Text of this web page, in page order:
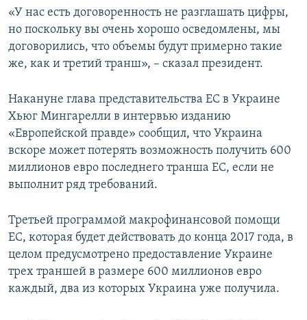
«У нас есть договоренность не разглашать цифры,
но поскольку вы очень хорошо осведомлены, мы
договорились, что объемы будут примерно такие
же, как и третий транш», – сказал президент.
Накануне глава представительства ЕС в Украине
Хьюг Мингарелли в интервью изданию
«Европейской правде» сообщил, что Украина
вскоре может потерять возможность получить 600
миллионов евро последнего транша ЕС, если не
выполнит ряд требований.
Третьей программой макрофинансовой помощи
ЕС, которая будет действовать до конца 2017 года, в
целом предусмотрено предоставление Украине
трех траншей в размере 600 миллионов евро
каждый, два из которых Украина уже получила.